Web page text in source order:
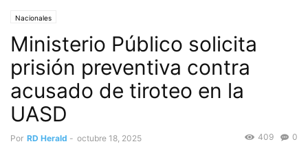
Nacionales
Ministerio Público solicita
prisión preventiva contra
acusado de tiroteo en la
UASD
Por RD Herald - octubre 18, 2025 0
409